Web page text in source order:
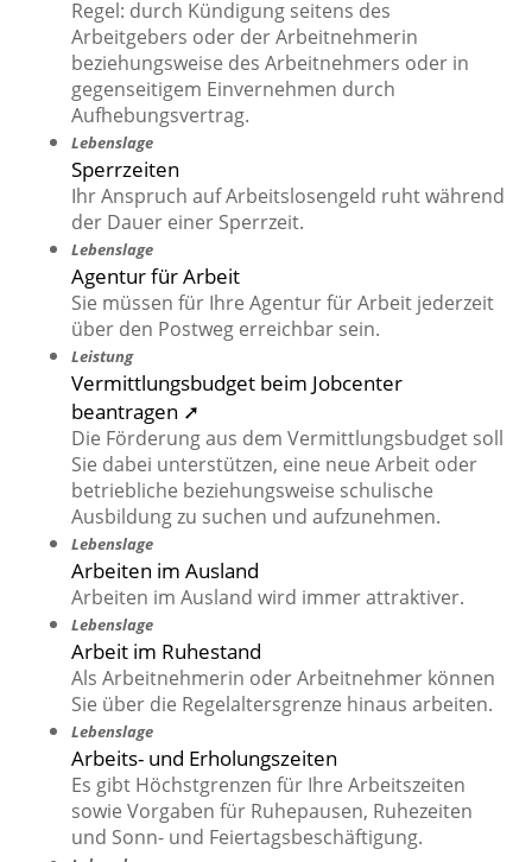
Regel: durch Kündigung seitens des
Arbeitgebers oder der Arbeitnehmerin
beziehungsweise des Arbeitnehmers oder in
gegenseitigem Einvernehmen durch
Aufhebungsvertrag.
Lebenslage
Sperrzeiten
Ihr Anspruch auf Arbeitslosengeld ruht während
der Dauer einer Sperrzeit.
Lebenslage
Agentur für Arbeit
Sie müssen für Ihre Agentur für Arbeit jederzeit
über den Postweg erreichbar sein.
Leistung
Vermittlungsbudget beim Jobcenter
beantragen ➚
Die Förderung aus dem Vermittlungsbudget soll
Sie dabei unterstützen, eine neue Arbeit oder
betriebliche beziehungsweise schulische
Ausbildung zu suchen und aufzunehmen.
Lebenslage
Arbeiten im Ausland
Arbeiten im Ausland wird immer attraktiver.
Lebenslage
Arbeit im Ruhestand
Als Arbeitnehmerin oder Arbeitnehmer können
Sie über die Regelaltersgrenze hinaus arbeiten.
Lebenslage
Arbeits- und Erholungszeiten
Es gibt Höchstgrenzen für Ihre Arbeitszeiten
sowie Vorgaben für Ruhepausen, Ruhezeiten
und Sonn- und Feiertagsbeschäftigung.